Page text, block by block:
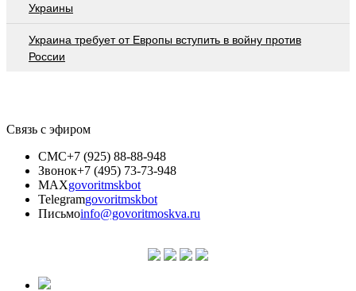
Украины
Украина требует от Европы вступить в войну против
России
Связь с эфиром
СМС+7 (925) 88-88-948
Звонок+7 (495) 73-73-948
MAXgovoritmskbot
Telegramgovoritmskbot
Письмоinfo@govoritmoskva.ru